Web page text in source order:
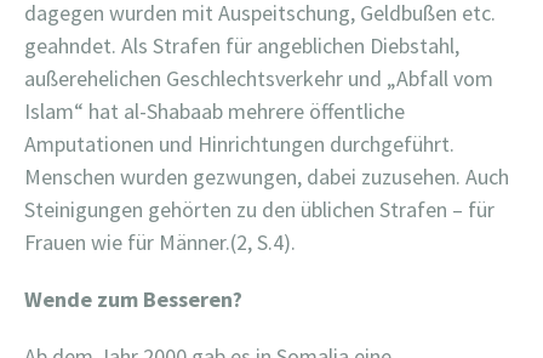
dagegen wurden mit Auspeitschung, Geldbußen etc.
geahndet. Als Strafen für angeblichen Diebstahl,
außerehelichen Geschlechtsverkehr und „Abfall vom
Islam“ hat al-Shabaab mehrere öffentliche
Amputationen und Hinrichtungen durchgeführt.
Menschen wurden gezwungen, dabei zuzusehen. Auch
Steinigungen gehörten zu den üblichen Strafen – für
Frauen wie für Männer.(2, S.4).
Wende zum Besseren?